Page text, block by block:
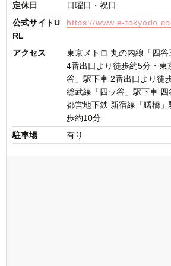
定休日
日曜日・祝日
公式サイトU
RL
https://www.e-
アクセス
東京メトロ 丸の内線「四谷
4番出口より徒歩約5分・東
谷」駅下車 2番出口より徒
総武線「四ッ谷」駅下車 四
都営地下鉄 新宿線「曙橋
歩約10分
駐車場
有り